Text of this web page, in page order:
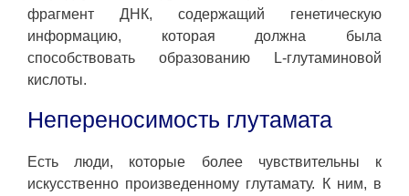
фрагмент ДНК, содержащий генетическую
информацию, которая должна была
способствовать образованию L-глутаминовой
кислоты.
Непереносимость глутамата
Есть люди, которые более чувствительны к
искусственно произведенному глутамату. К ним, в